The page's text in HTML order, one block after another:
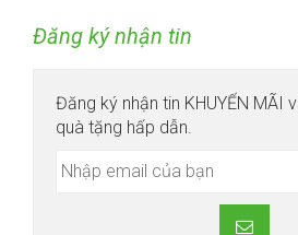
Đăng ký nhận tin
Đăng ký nhận tin KHUYẾN MÃI
quà tặng hấp dẫn.